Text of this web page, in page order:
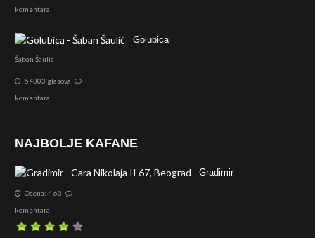
komentara
Golubica
Šaban Šaulić
54303 glasova
komentara
NAJBOLJE KAFANE
Gradimir
Ocena: 4.63
komentara